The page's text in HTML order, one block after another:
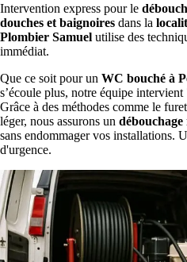
Intervention express pour le
douches et baignoires dans la
Plombier Samuel utilise des
immédiat.
Que ce soit pour un WC bouché à
s’écoule plus, notre équipe
Grâce à des méthodes comme le
léger, nous assurons un
sans endommager vos installations.
d'urgence.